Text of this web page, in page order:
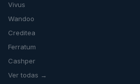
Vivus
Wandoo
Creditea
Ferratum
Cashper
Ver todas →